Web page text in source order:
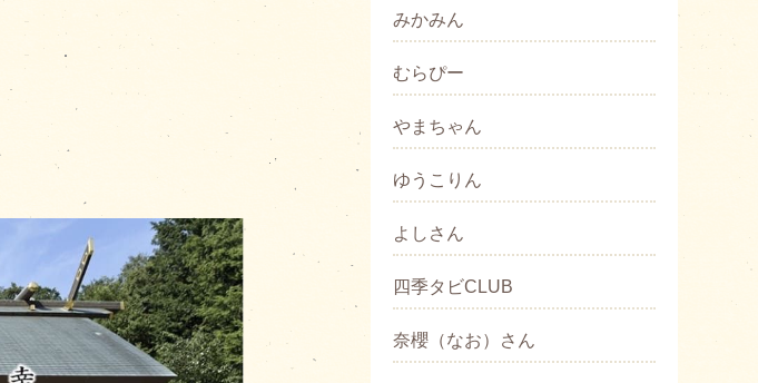
みかみん
むらぴー
やまちゃん
ゆうこりん
よしさん
四季タビCLUB
奈櫻（なお）さん